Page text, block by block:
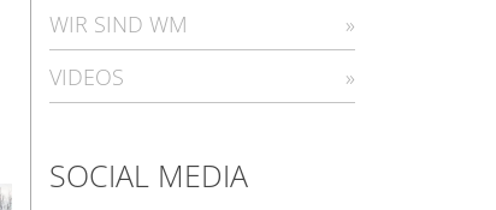
WIR SIND WM
VIDEOS
SOCIAL MEDIA